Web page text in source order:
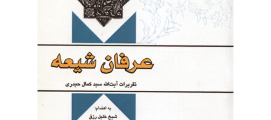
پرداخت
تماس با ما